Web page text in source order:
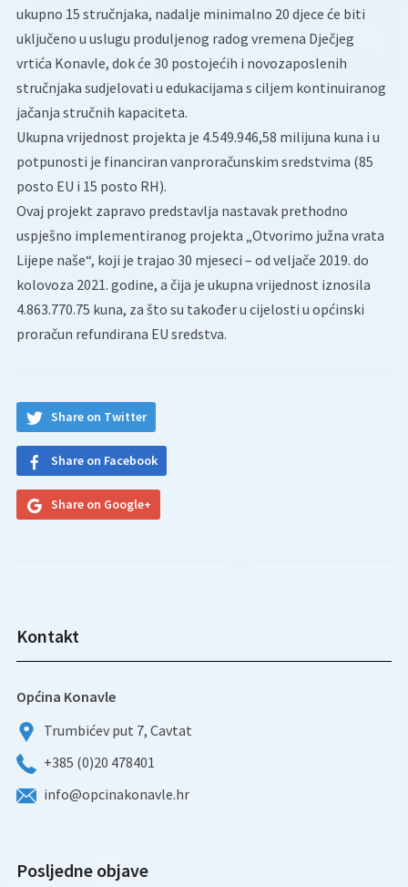
ukupno 15 stručnjaka, nadalje minimalno 20 djece će biti
uključeno u uslugu produljenog radog vremena Dječjeg
vrtića Konavle, dok će 30 postojećih i novozaposlenih
stručnjaka sudjelovati u edukacijama s ciljem kontinuiranog
jačanja stručnih kapaciteta.
Ukupna vrijednost projekta je 4.549.946,58 milijuna kuna i u
potpunosti je financiran vanproračunskim sredstvima (85
posto EU i 15 posto RH).
Ovaj projekt zapravo predstavlja nastavak prethodno
uspješno implementiranog projekta „Otvorimo južna vrata
Lijepe naše“, koji je trajao 30 mjeseci – od veljače 2019. do
kolovoza 2021. godine, a čija je ukupna vrijednost iznosila
4.863.770.75 kuna, za što su također u cijelosti u općinski
proračun refundirana EU sredstva.
Share on Twitter
Share on Facebook
Share on Google+
Kontakt
Općina Konavle
Trumbićev put 7, Cavtat
+385 (0)20 478401
info@opcinakonavle.hr
Posljedne objave